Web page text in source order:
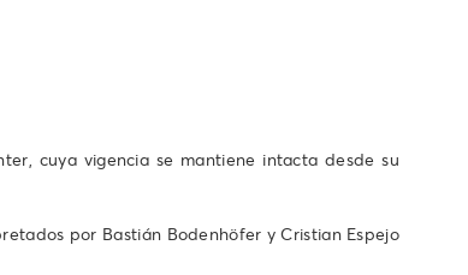
cuya vigencia se mantiene intacta desde su
por Bastián Bodenhöfer y Cristian Espejo